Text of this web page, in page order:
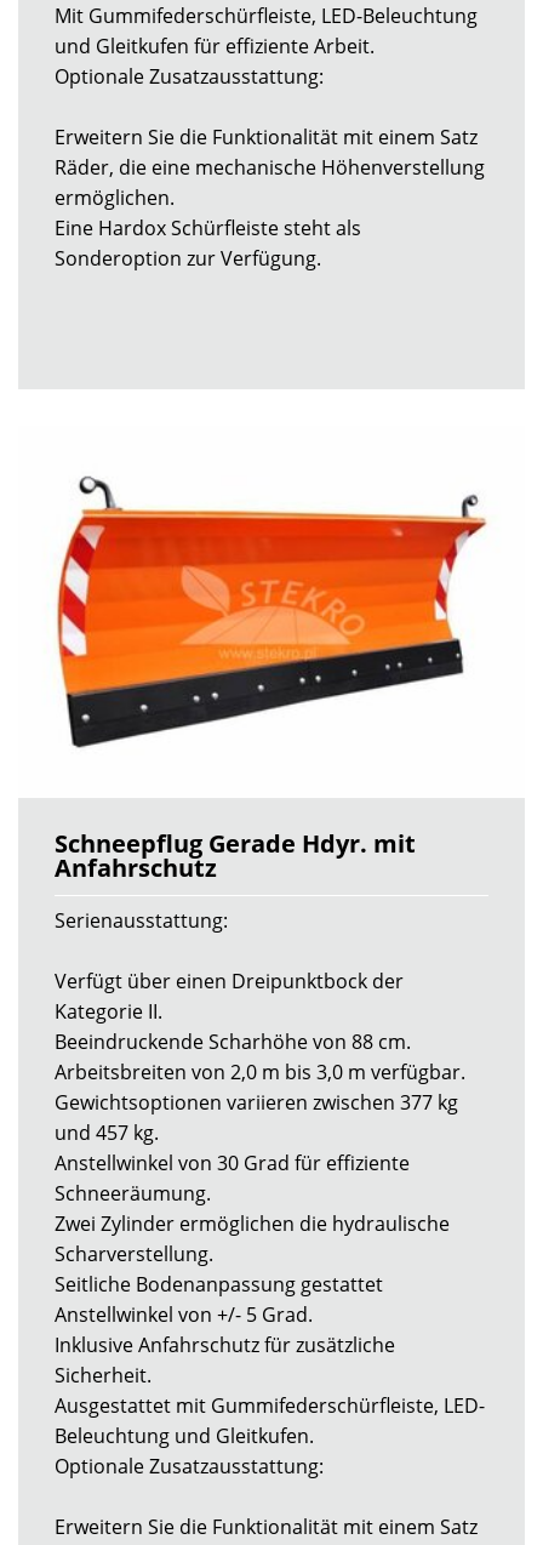
Mit Gummifederschürfleiste, LED-Beleuchtung
und Gleitkufen für effiziente Arbeit.
Optionale Zusatzausstattung:
Erweitern Sie die Funktionalität mit einem Satz
Räder, die eine mechanische Höhenverstellung
ermöglichen.
Eine Hardox Schürfleiste steht als
Sonderoption zur Verfügung.
Schneepflug Gerade Hdyr. mit
Anfahrschutz
Serienausstattung:
Verfügt über einen Dreipunktbock der
Kategorie II.
Beeindruckende Scharhöhe von 88 cm.
Arbeitsbreiten von 2,0 m bis 3,0 m verfügbar.
Gewichtsoptionen variieren zwischen 377 kg
und 457 kg.
Anstellwinkel von 30 Grad für effiziente
Schneeräumung.
Zwei Zylinder ermöglichen die hydraulische
Scharverstellung.
Seitliche Bodenanpassung gestattet
Anstellwinkel von +/- 5 Grad.
Inklusive Anfahrschutz für zusätzliche
Sicherheit.
Ausgestattet mit Gummifederschürfleiste, LED-
Beleuchtung und Gleitkufen.
Optionale Zusatzausstattung:
Erweitern Sie die Funktionalität mit einem Satz